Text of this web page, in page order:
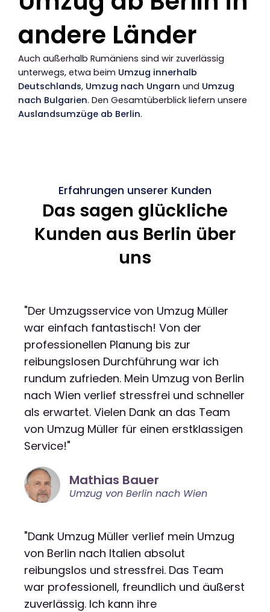
andere Länder
Auch außerhalb Rumäniens sind wir zuverlässig
unterwegs, etwa beim Umzug innerhalb
Deutschlands, Umzug nach Ungarn und Umzug
nach Bulgarien. Den Gesamtüberblick liefern unsere
Auslandsumzüge ab Berlin.
Erfahrungen unserer Kunden
Das sagen glückliche
Kunden aus Berlin über
uns
"Der Umzugsservice von Umzug Müller
war einfach fantastisch! Von der
professionellen Planung bis zur
reibungslosen Durchführung war ich
rundum zufrieden. Mein Umzug von Berlin
nach Wien verlief stressfrei und schneller
als erwartet. Vielen Dank an das Team
von Umzug Müller für einen erstklassigen
Service!"
Mathias Bauer
Umzug von Berlin nach Wien
"Dank Umzug Müller verlief mein Umzug
von Berlin nach Italien absolut
reibungslos und stressfrei. Das Team
war professionell, freundlich und äußerst
zuverlässig. Ich kann ihre